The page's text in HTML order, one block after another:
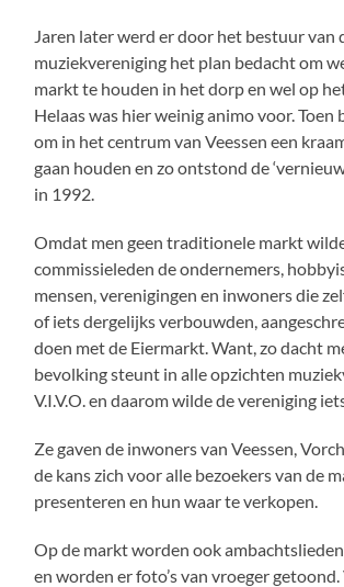
Jaren later werd er door het bestuur van
muziekvereniging het plan bedacht om
markt te houden in het dorp en wel op
Helaas was hier weinig animo voor. Toen
om in het centrum van Veessen een
gaan houden en zo ontstond de
in 1992.
Omdat men geen traditionele markt
commissieleden de ondernemers,
mensen, verenigingen en inwoners die
of iets dergelijks verbouwden,
doen met de Eiermarkt. Want, zo dacht
bevolking steunt in alle opzichten
V.I.V.O. en daarom wilde de vereniging
Ze gaven de inwoners van Veessen,
de kans zich voor alle bezoekers van de
presenteren en hun waar te verkopen.
Op de markt worden ook
en worden er foto’s van vroeger